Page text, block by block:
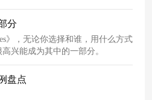
分
》，无论你选择和谁，用什么方式
高兴能成为其中的一部分。
盘点